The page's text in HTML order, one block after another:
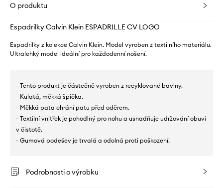
O produktu
Espadrilky Calvin Klein ESPADRILLE CV LOGO
Espadrilky z kolekce Calvin Klein. Model vyroben z textilního materiálu.
Ultralehký model ideální pro každodenní nošení.
- Tento produkt je částečně vyroben z recyklované bavlny.
- Kulatá, měkká špička.
- Měkká pata chrání patu před oděrem.
- Textilní vnitřek je pohodlný pro nohu a usnadňuje udržování obuvi
v čistotě.
- Gumová podešev je trvalá a odolná proti poškození.
Podrobnosti o výrobku